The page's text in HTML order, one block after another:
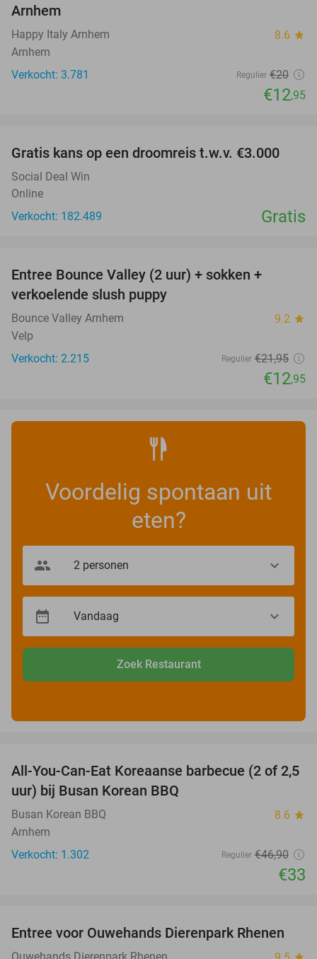
Arnhem
Happy Italy Arnhem 8.6 star
Arnhem
Verkocht: 3.781
Regulier €20
€12,95
Gratis kans op een droomreis t.w.v. €3.000
Social Deal Win
Online
Verkocht: 182.489
Gratis
Entree Bounce Valley (2 uur) + sokken +
verkoelende slush puppy
Bounce Valley Arnhem 9.2 star
Velp
Verkocht: 2.215
Regulier €21,95
€12,95
Voordelig spontaan uit
eten?
Zoek Restaurant
30%
All-You-Can-Eat Koreaanse barbecue (2 of 2,5
uur) bij Busan Korean BBQ
Busan Korean BBQ 8.6 star
Arnhem
Verkocht: 1.302
Regulier €46,90
€33
19%
Entree voor Ouwehands Dierenpark Rhenen